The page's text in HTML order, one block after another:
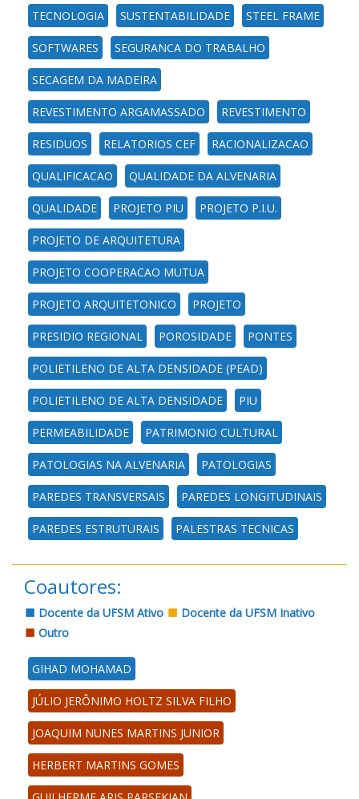
TECNOLOGIA SUSTENTABILIDADE STEEL FRAME
SOFTWARES SEGURANCA DO TRABALHO
SECAGEM DA MADEIRA
REVESTIMENTO ARGAMASSADO REVESTIMENTO
RESIDUOS RELATORIOS CEF RACIONALIZACAO
QUALIFICACAO QUALIDADE DA ALVENARIA
QUALIDADE PROJETO PIU PROJETO P.I.U.
PROJETO DE ARQUITETURA
PROJETO COOPERACAO MUTUA
PROJETO ARQUITETONICO PROJETO
PRESIDIO REGIONAL POROSIDADE PONTES
POLIETILENO DE ALTA DENSIDADE (PEAD)
POLIETILENO DE ALTA DENSIDADE PIU
PERMEABILIDADE PATRIMONIO CULTURAL
PATOLOGIAS NA ALVENARIA PATOLOGIAS
PAREDES TRANSVERSAIS PAREDES LONGITUDINAIS
PAREDES ESTRUTURAIS PALESTRAS TECNICAS
Coautores:
Docente da UFSM Ativo
Docente da UFSM Inativo
Outro
GIHAD MOHAMAD
JÚLIO JERÔNIMO HOLTZ SILVA FILHO
JOAQUIM NUNES MARTINS JUNIOR
HERBERT MARTINS GOMES